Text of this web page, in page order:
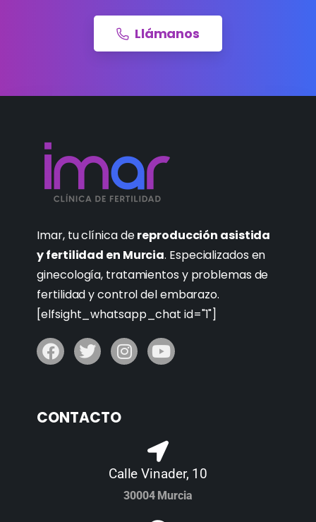
Llámanos
Imar, tu clínica dereproducción asistida
y fertilidad en Murcia. Especializados en
ginecología, tratamientos y problemas de
fertilidad y control del embarazo.
[elfsight_whatsapp_chat id="1"]
CONTACTO
Calle Vinader, 10
30004 Murcia